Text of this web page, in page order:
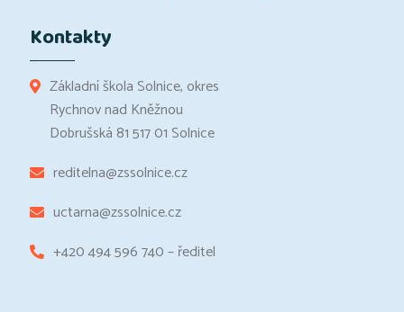
Kontakty
Základní škola Solnice, okres
Rychnov nad Kněžnou
Dobrušská 81 517 01 Solnice
reditelna@zssolnice.cz
uctarna@zssolnice.cz
+420 494 596 740 – ředitel